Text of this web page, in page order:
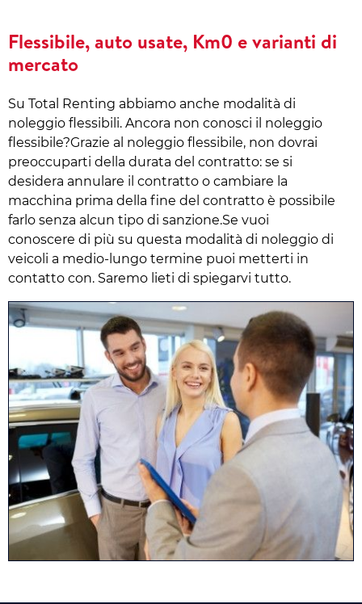
Flessibile, auto usate, Km0 e varianti di
mercato
Su Total Renting abbiamo anche modalità di
noleggio flessibili. Ancora non conosci il noleggio
flessibile?Grazie al noleggio flessibile, non dovrai
preoccuparti della durata del contratto: se si
desidera annulare il contratto o cambiare la
macchina prima della fine del contratto è possibile
farlo senza alcun tipo di sanzione.Se vuoi
conoscere di più su questa modalità di noleggio di
veicoli a medio-lungo termine puoi metterti in
contatto con. Saremo lieti di spiegarvi tutto.